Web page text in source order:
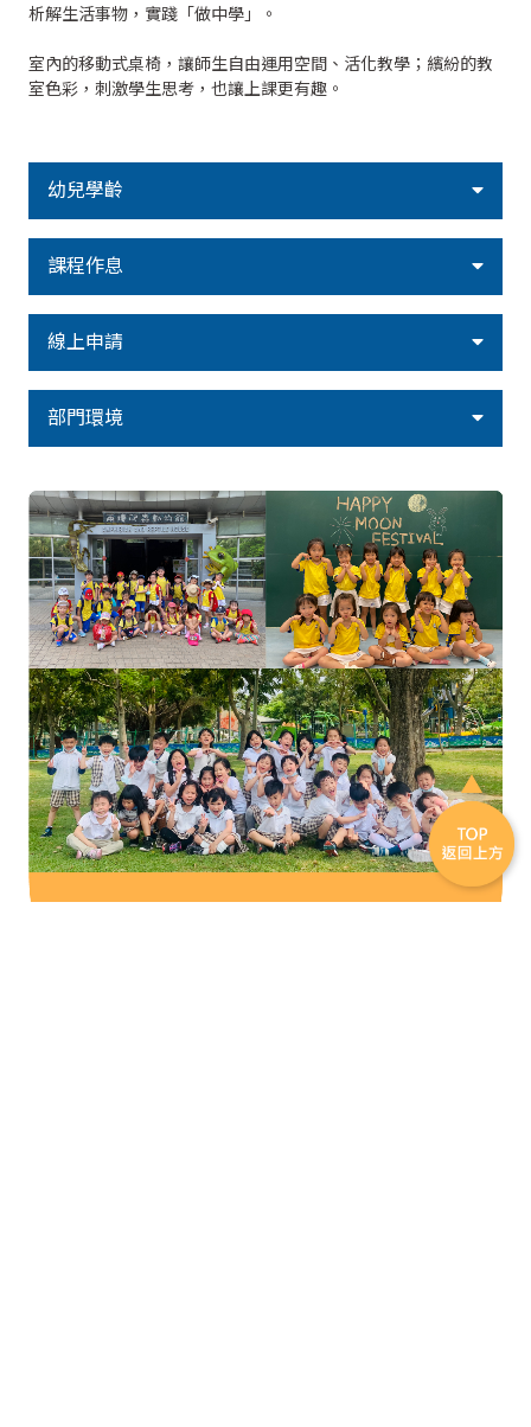
析解生活事物，實踐「做中學」。
室內的移動式桌椅，讓師生自由運用空間、活化教學；繽紛的教
室色彩，刺激學生思考，也讓上課更有趣。
幼兒學齡
課程作息
線上申請
部門環境